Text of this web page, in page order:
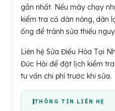
gần nhất. Nếu máy chạy
kiểm tra cả dàn nóng, dàn
ống để tránh sửa thiếu
Liên hệ Sửa Điều Hòa Tại
Đức Hải để đặt lịch kiểm
tư vấn chi phí trước khi sửa.
THÔNG TIN LIÊN HỆ